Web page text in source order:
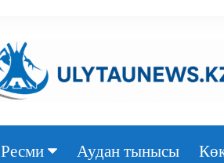
Ресми Аудан тынысы